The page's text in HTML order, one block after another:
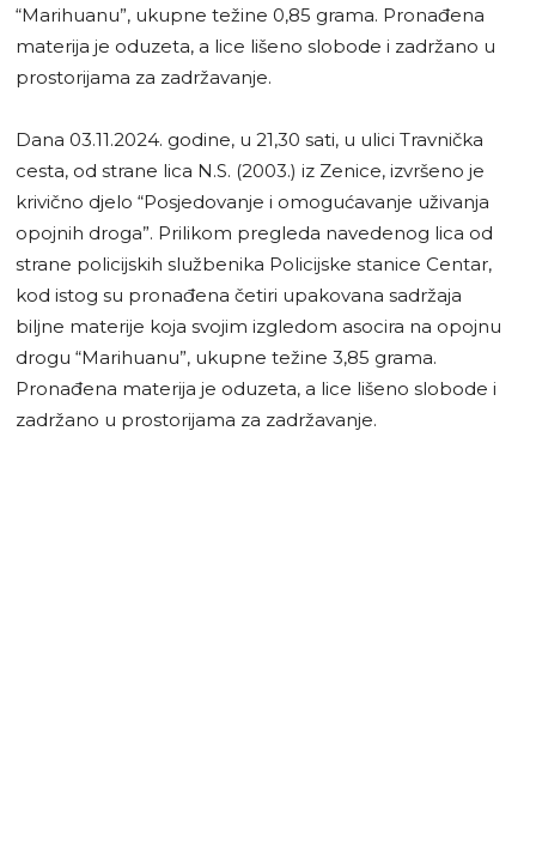
“Marihuanu”, ukupne težine 0,85 grama. Pronađena
materija je oduzeta, a lice lišeno slobode i zadržano u
prostorijama za zadržavanje.
Dana 03.11.2024. godine, u 21,30 sati, u ulici Travnička
cesta, od strane lica N.S. (2003.) iz Zenice, izvršeno je
krivično djelo “Posjedovanje i omogućavanje uživanja
opojnih droga”. Prilikom pregleda navedenog lica od
strane policijskih službenika Policijske stanice Centar,
kod istog su pronađena četiri upakovana sadržaja
biljne materije koja svojim izgledom asocira na opojnu
drogu “Marihuanu”, ukupne težine 3,85 grama.
Pronađena materija je oduzeta, a lice lišeno slobode i
zadržano u prostorijama za zadržavanje.